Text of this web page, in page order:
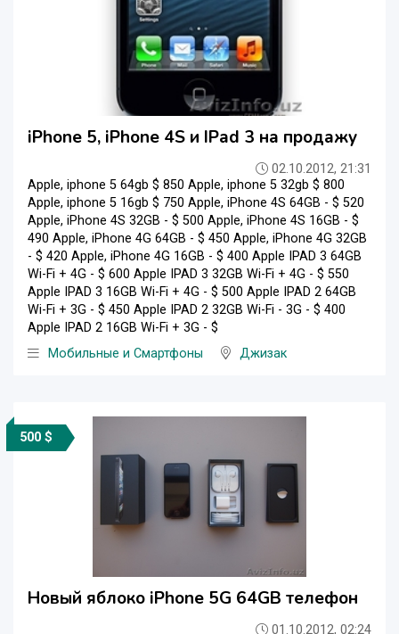
iPhone 5, iPhone 4S и IPad 3 на продажу
02.10.2012, 21:31
Apple, iphone 5 64gb $ 850 Apple, iphone 5 32gb $ 800
Apple, iphone 5 16gb $ 750 Apple, iPhone 4S 64GB - $ 520
Apple, iPhone 4S 32GB - $ 500 Apple, iPhone 4S 16GB - $
490 Apple, iPhone 4G 64GB - $ 450 Apple, iPhone 4G 32GB
- $ 420 Apple, iPhone 4G 16GB - $ 400 Apple IPAD 3 64GB
Wi-Fi + 4G - $ 600 Apple IPAD 3 32GB Wi-Fi + 4G - $ 550
Apple IPAD 3 16GB Wi-Fi + 4G - $ 500 Apple IPAD 2 64GB
Wi-Fi + 3G - $ 450 Apple IPAD 2 32GB Wi-Fi - 3G - $ 400
Apple IPAD 2 16GB Wi-Fi + 3G - $
Мобильные и Смартфоны
Джизак
500 $
Новый яблоко iPhone 5G 64GB телефон
01.10.2012, 02:24